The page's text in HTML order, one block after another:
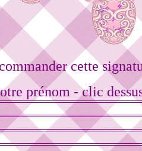
cette
prénom - clic